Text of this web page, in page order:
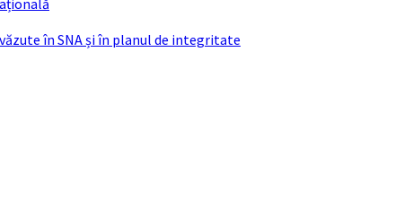
în SNA și în planul de integritate